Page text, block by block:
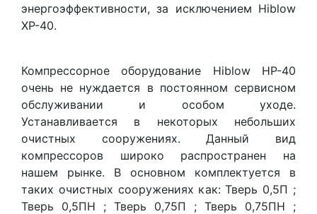
энергоэффективности, за исключением Hiblow
XP-40.
Компрессорное оборудование Hiblow HP-40
очень не нуждается в постоянном сервисном
обслуживании и особом уходе.
Устанавливается в некоторых небольших
очистных сооружениях. Данный вид
компрессоров широко распространен на
нашем рынке. В основном комплектуется в
таких очистных сооружениях как: Тверь 0,5П ;
Тверь 0,5ПН ; Тверь 0,75П ; Тверь 0,75ПН ;